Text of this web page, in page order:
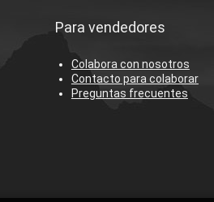
Para vendedores
Colabora con nosotros
Contacto para colaborar
Preguntas frecuentes